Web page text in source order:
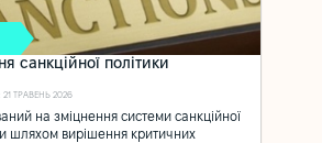
санкційної політики
ТРАВЕНЬ 2026
на зміцнення системи санкційної
шляхом вирішення критичних